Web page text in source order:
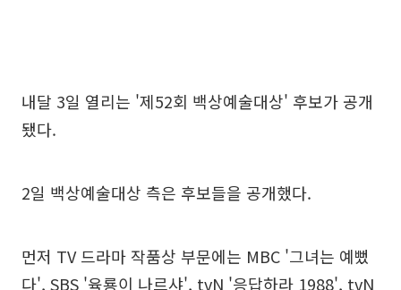
내달 3일 열리는 '제52회 백상예술대상' 후보가 공개
됐다.
2일 백상예술대상 측은 후보들을 공개했다.
먼저 TV 드라마 작품상 부문에는 MBC '그녀는 예뻤
다', SBS '육룡이 나르샤', tvN '응답하라 1988', tvN